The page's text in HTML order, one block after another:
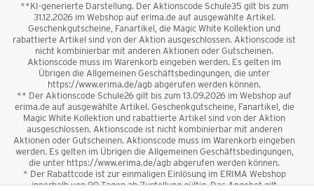
**KI-generierte Darstellung. Der Aktionscode Schule35 gilt bis zum
31.12.2026 im Webshop auf erima.de auf ausgewählte Artikel.
Geschenkgutscheine, Fanartikel, die Magic White Kollektion und
rabattierte Artikel sind von der Aktion ausgeschlossen. Aktionscode ist
nicht kombinierbar mit anderen Aktionen oder Gutscheinen.
Aktionscode muss im Warenkorb eingeben werden. Es gelten im
Übrigen die Allgemeinen Geschäftsbedingungen, die unter
https://www.erima.de/agb abgerufen werden können.
** Der Aktionscode Schule26 gilt bis zum 13.09.2026 im Webshop auf
erima.de auf ausgewählte Artikel. Geschenkgutscheine, Fanartikel, die
Magic White Kollektion und rabattierte Artikel sind von der Aktion
ausgeschlossen. Aktionscode ist nicht kombinierbar mit anderen
Aktionen oder Gutscheinen. Aktionscode muss im Warenkorb eingeben
werden. Es gelten im Übrigen die Allgemeinen Geschäftsbedingungen,
die unter https://www.erima.de/agb abgerufen werden können.
* Der Rabattcode ist zur einmaligen Einlösung im ERIMA Webshop
innerhalb von 90 Tagen ab Zustellung gültig. Das Angebot gilt